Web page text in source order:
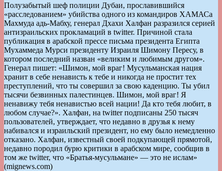
Полузабытый шеф полиции Дубаи, прославившийся
«расследованием» убийства одного из командиров ХАМАСа
Махмуда адь-Мабху, генерал Дхахи Халфан разразился серией
антизраильских прокламаций в twitter. Причиной стала
публикация в арабской прессе письма президента Египта
Мухаммеда Мурси президенту Израиля Шимону Пересу, в
котором последний назван «великим и любимым другом».
Генерал пишет: «Шимон, мой враг! Мусульманская нация
хранит в себе ненависть к тебе и никогда не простит тех
преступлений, что ты совершил за свою каденцию. Ты убил
тысячи безвинных палестинцев. Шимон, мой враг! Я
ненавижу тебя ненавистью всей нации! Да кто тебя любит, в
любом случае?». Халфан, на twitter подписаны 250 тысяч
пользователей, утверждает, что недавно в друзья к нему
набивался и израильский президент, но ему было немедленно
отказано. Халфан, известный своей подкупающей прямотой,
недавно породил бурю критики в арабском мире, сообщив в
том же twitter, что «Братья-мусульмане» — это не ислам»
(mignews.com)